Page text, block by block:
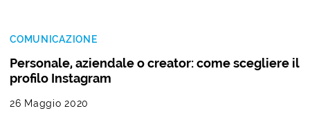
COMUNICAZIONE
Personale, aziendale o creator: come scegliere il
profilo Instagram
26 Maggio 2020